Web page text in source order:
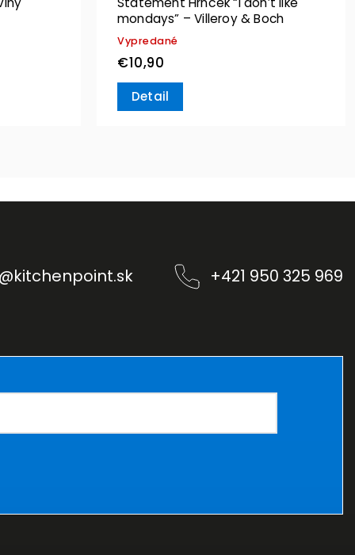
mondays” – Villeroy & Boch
Vypredané
€10,90
Detail
kitchenpoint.sk +421 950 325 969